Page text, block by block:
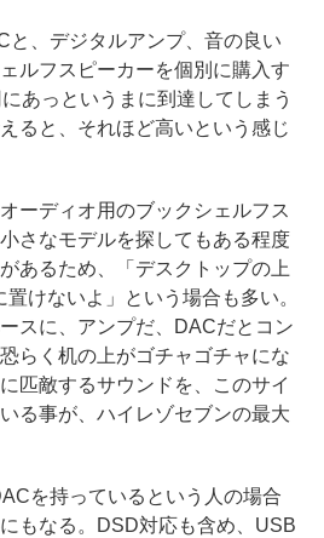
、デジタルアンプ、音の良い
ルフスピーカーを個別に購入す
あっというまに到達してしまう
ると、それほど高いという感じ
ーディオ用のブックシェルフス
さなモデルを探してもある程度
あるため、「デスクトップの上
けないよ」という場合も多い。
スに、アンプだ、DACだとコン
らく机の上がゴチャゴチャにな
匹敵するサウンドを、このサイ
る事が、ハイレゾセブンの最大
を持っているという人の場合
もなる。DSD対応も含め、USB